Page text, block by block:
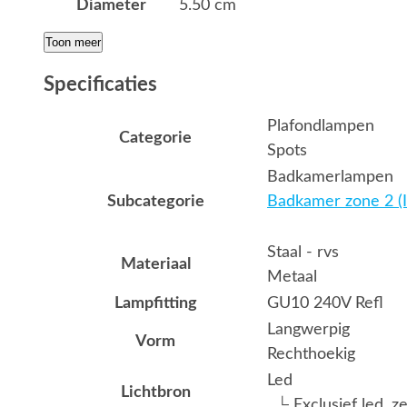
Diameter
5.50 cm
Toon meer
Specificaties
Categorie
Plafondlampen
Spots
Subcategorie
Badkamerlampen
Badkamer zone 2
Materiaal
Staal - rvs
Metaal
Lampfitting
GU10 240V Refl
Vorm
Langwerpig
Rechthoekig
Lichtbron
Led